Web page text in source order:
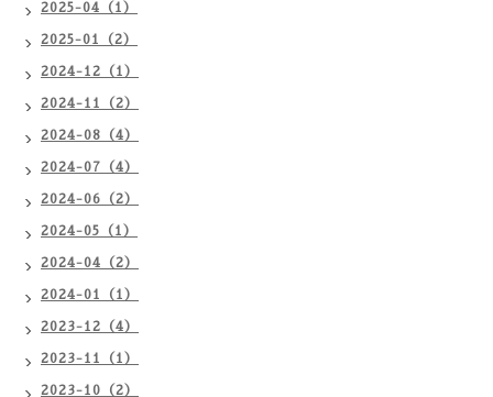
2025-04（1）
2025-01（2）
2024-12（1）
2024-11（2）
2024-08（4）
2024-07（4）
2024-06（2）
2024-05（1）
2024-04（2）
2024-01（1）
2023-12（4）
2023-11（1）
2023-10（2）